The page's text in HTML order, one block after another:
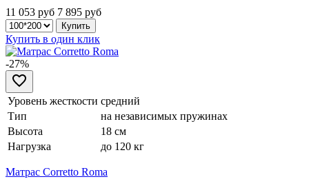
11 053 руб 7 895 руб
Купить в один клик
-27%
Уровень жесткости средний
Тип
на независимых пружинах
Высота
18 см
Нагрузка
до 120 кг
Матрас Corretto Roma